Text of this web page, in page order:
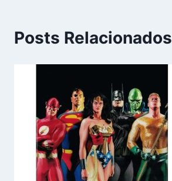
Posts Relacionados